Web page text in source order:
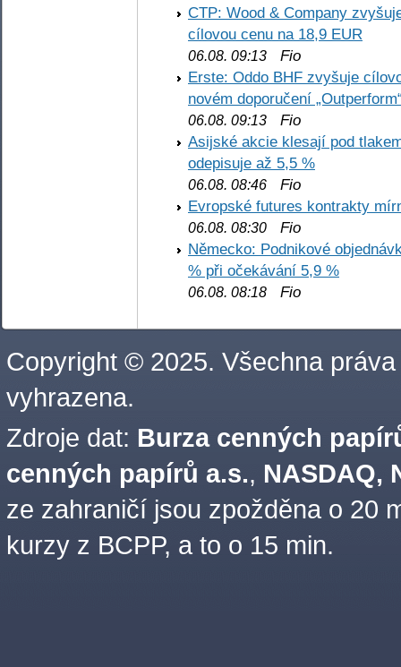
CTP: Wood & Company
cílovou cenu na 18,9 EUR
06.08. 09:13 Fio
Erste: Oddo BHF zvyšuje
novém doporučení
06.08. 09:13 Fio
Asijské akcie klesají pod
odepisuje až 5,5 %
06.08. 08:46 Fio
Evropské futures kontrakty
06.08. 08:30 Fio
Německo: Podnikové
% při očekávání 5,9 %
06.08. 08:18 Fio
Copyright © 2025. Všechna práva
vyhrazena.
Zdroje dat: Burza cenných
cenných papírů a.s., NASDAQ,
ze zahraničí jsou zpožděna o 20
kurzy z BCPP, a to o 15 min.